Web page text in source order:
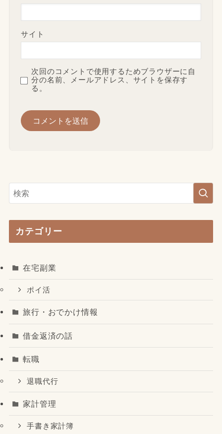
サイト
次回のコメントで使用するためブラウザーに自
分の名前、メールアドレス、サイトを保存す
る。
カテゴリー
在宅副業
ポイ活
旅行・おでかけ情報
借金返済の話
転職
退職代行
家計管理
手書き家計簿